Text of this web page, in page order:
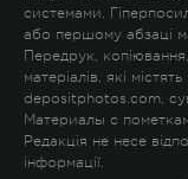
системами.
або першому абзаці
Передрук,
матеріалів, які
depositphotos.com,
Материалы с
Редакція не несе
інформації.